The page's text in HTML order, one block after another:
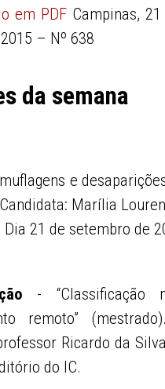
em PDF Campinas,
– Nº 638
da semana
e
Marília
21 de setembro de
- “Classificação
remoto”
Ricardo da
do IC.